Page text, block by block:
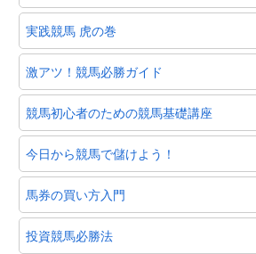
実践競馬 虎の巻
激アツ！競馬必勝ガイド
競馬初心者のための競馬基礎講座
今日から競馬で儲けよう！
馬券の買い方入門
投資競馬必勝法